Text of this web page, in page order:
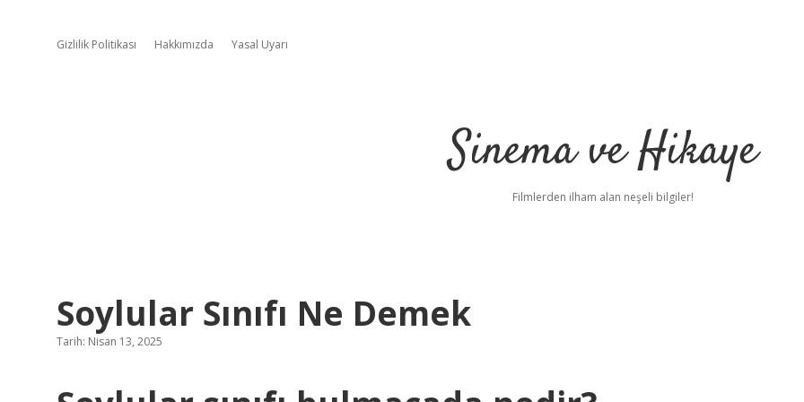
Gizlilik Politikası Hakkımızda Yasal Uyarı
Sinema ve Hikaye
Filmlerden ilham alan neşeli bilgiler!
Soylular Sınıfı Ne Demek
Tarih: Nisan 13, 2025